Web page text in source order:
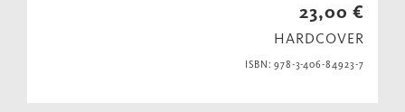
23,00 €
HARDCOVER
ISBN: 978-3-406-84923-7